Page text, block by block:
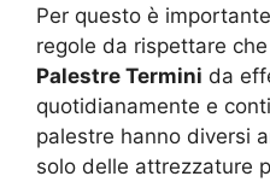
Per questo è
regole da rispettare
Palestre Termini da
quotidianamente e
palestre hanno diversi
solo delle attrezzature